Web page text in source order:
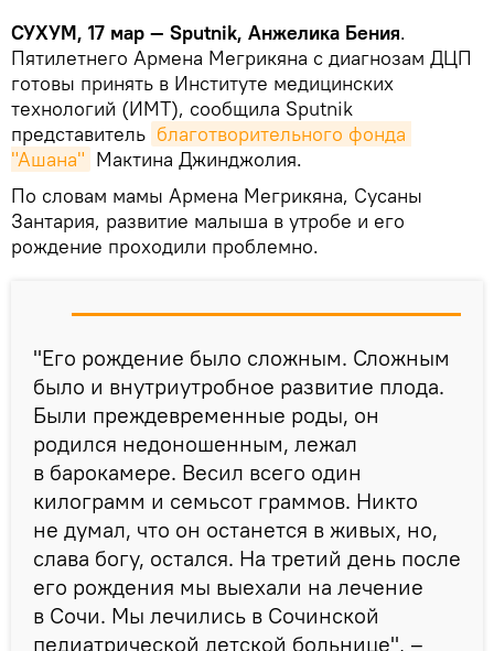
СУХУМ, 17 мар — Sputnik, Анжелика Бения.
Пятилетнего Армена Мегрикяна с диагнозам ДЦП
готовы принять в Институте медицинских
технологий (ИМТ), сообщила Sputnik
представитель благотворительного фонда
"Ашана" Мактина Джинджолия.
По словам мамы Армена Мегрикяна, Сусаны
Зантария, развитие малыша в утробе и его
рождение проходили проблемно.
"Его рождение было сложным. Сложным
было и внутриутробное развитие плода.
Были преждевременные роды, он
родился недоношенным, лежал
в барокамере. Весил всего один
килограмм и семьсот граммов. Никто
не думал, что он останется в живых, но,
слава богу, остался. На третий день после
его рождения мы выехали на лечение
в Сочи. Мы лечились в Сочинской
педиатрической детской больнице", –